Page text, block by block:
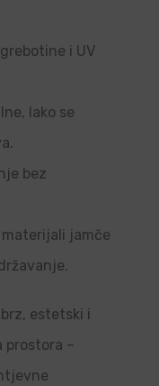
i UV
lako se
bez
jamče
estetski i
prostora –